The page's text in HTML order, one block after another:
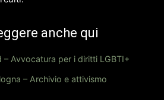
anche qui
– Avvocatura per i diritti LGBTI+
– Archivio e attivismo